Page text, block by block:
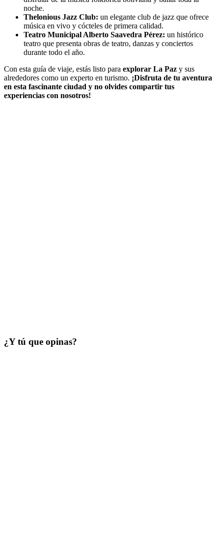
noche.
Thelonious Jazz Club: un elegante club de jazz que ofrece
música en vivo y cócteles de primera calidad.
Teatro Municipal Alberto Saavedra Pérez: un histórico
teatro que presenta obras de teatro, danzas y conciertos
durante todo el año.
Con esta guía de viaje, estás listo para explorar La Paz y sus
alrededores como un experto en turismo. ¡Disfruta de tu aventura
en esta fascinante ciudad y no olvides compartir tus
experiencias con nosotros!
¿Y tú que opinas?